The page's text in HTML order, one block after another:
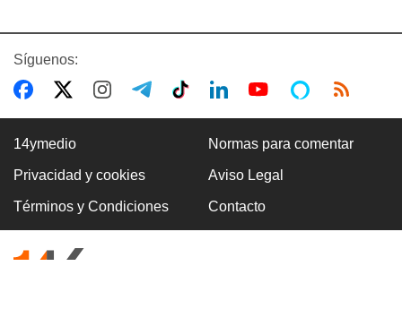
DEPORTACIONES EE UU
El ICE envía a la fuerza a migrantes, entre ellos
cuatro cubanos, a la República Centroafricana
Síguenos:
14ymedio Normas para comentar
Privacidad y cookies Aviso Legal
Términos y Condiciones Contacto